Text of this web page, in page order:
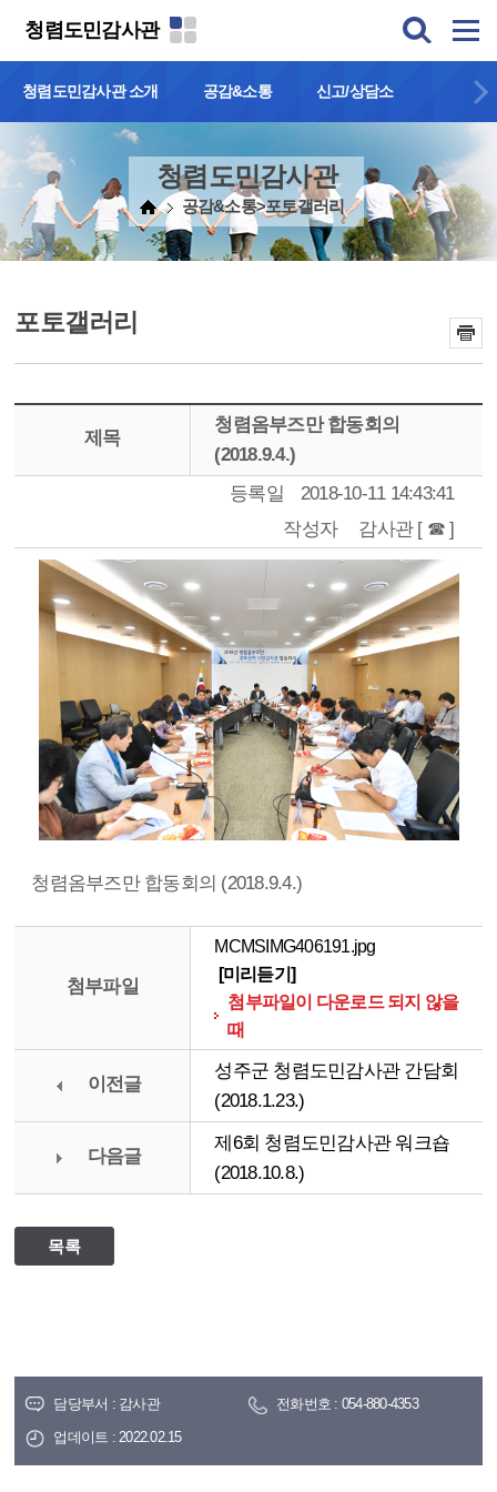
청렴도민감사관
청렴도민감사관 소개 공감&소통 신고/상담소
청렴도민감사관
공감&소통>포토갤러리
포토갤러리
제목
청렴옴부즈만 합동회의
(2018.9.4.)
등록일
2018-10-11 14:43:41
작성자
감사관 [ ☎ ]
청렴옴부즈만 합동회의 (2018.9.4.)
첨부파일
MCMSIMG406191.jpg
[미리듣기]
첨부파일이 다운로드 되지 않을
때
이전글
성주군 청렴도민감사관 간담회
(2018.1.23.)
다음글
제6회 청렴도민감사관 워크숍
(2018.10.8.)
목록
담당부서 : 감사관
전화번호 : 054-880-4353
업데이트 : 2022.02.15